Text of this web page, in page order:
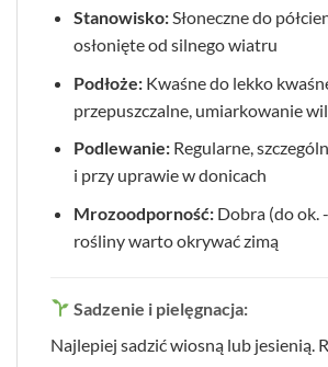
Stanowisko:Słoneczne do
osłonięte od silnego wiatru
Podłoże:Kwaśne do lekko
przepuszczalne, umiarkowanie
Podlewanie:Regularne,
i przy uprawie w donicach
Mrozoodporność:Dobra (do ok.
rośliny warto okrywać zimą
Sadzenie i pielęgnacja:
Najlepiej sadzić wiosną lub jesienią.